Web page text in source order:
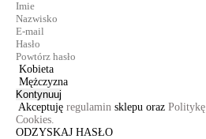
Kobieta
Mężczyzna
Kontynuuj
Akceptuję regulamin sklepu oraz
Cookies.
ODZYSKAJ HASŁO